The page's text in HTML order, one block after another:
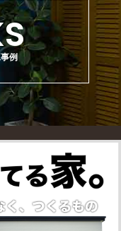
法）
に氏名，生年
ス，銀行口座
免許証番号など
ます。また，ユ
ユーザーの個
る情報を当社
配信先などを
。）などから
たサービスやソ
ページや広告
用日時，利用
利用の場合の
の各種設定情報
例